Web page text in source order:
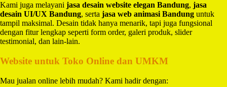
Kami juga melayani jasa desain website elegan Bandung, jasa
desain UI/UX Bandung, serta jasa web animasi Bandung untuk
tampil maksimal. Desain tidak hanya menarik, tapi juga fungsional
dengan fitur lengkap seperti form order, galeri produk, slider
testimonial, dan lain-lain.
Website untuk Toko Online dan UMKM
Mau jualan online lebih mudah? Kami hadir dengan: